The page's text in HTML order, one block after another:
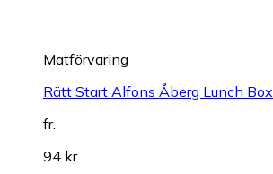
Matförvaring
Rätt Start Alfons Åberg Lunch Box
fr.
94 kr